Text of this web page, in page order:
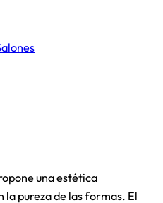
una estética
pureza de las formas. El